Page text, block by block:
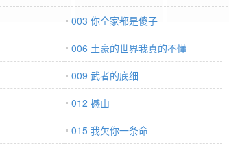
003 你全家都是傻子
006 土豪的世界我真的不懂
009 武者的底细
012 撼山
015 我欠你一条命